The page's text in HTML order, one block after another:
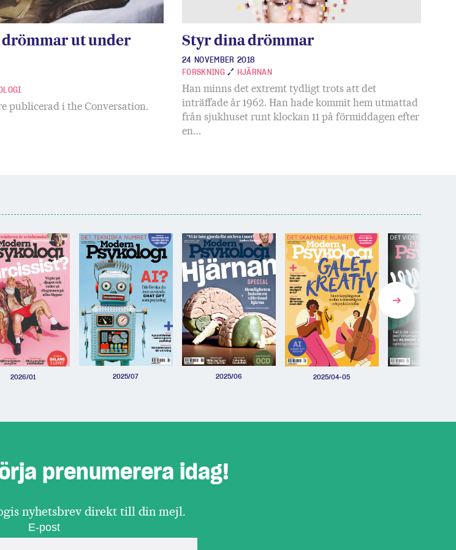
drömmar ut under
publicerad i the Conversation.
Styr dina drömmar
24 NOVEMBER 2018
FORSKNING
HJÄRNAN
Han minns det extremt tydligt trots att det
inträffade år 1962. Han hade kommit hem utmattad
från sjukhuset runt klockan 11 på förmiddagen efter
en…
2026/01 2025/07 2025/06 2025/04-05
prenumerera idag!
nyhetsbrev direkt till din mejl.
E-post